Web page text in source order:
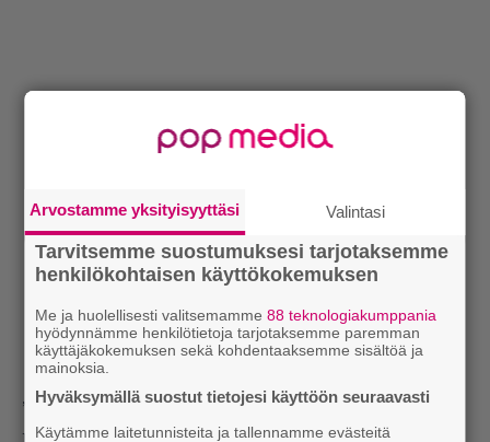
”Vietettiin alkuvuodesta viikonloppu Hesassa.
Arvostamme yksityisyyttäsi Valintasi
Tarvitsemme suostumuksesi tarjotaksemme
henkilökohtaisen käyttökokemuksen
Me ja huolellisesti valitsemamme88 teknologiakumppania
hyödynnämme henkilötietoja tarjotaksemme paremman
käyttäjäkokemuksen sekä kohdentaaksemme sisältöä ja
mainoksia.
Hyväksymällä suostut tietojesi käyttöön seuraavasti
Käytämme laitetunnisteita ja tallennamme evästeitä